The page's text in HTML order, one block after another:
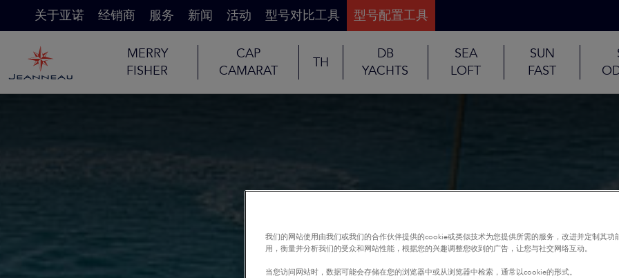
关于亚诺 经销商 服务 新闻 活动 型号对比工具 型号配置工具
MERRY
FISHER
CAP
CAMARAT
TH
DB
YACHTS
SEA
LOFT
SUN
FAST
我们的网站使用由我们或我们的合作伙伴提供的cookie或类似技术为您提供所需的服务，改进并定制其功
用，衡量并分析我们的受众和网站性能，根据您的兴趣调整您收到的广告，让您与社交网络互动。
当您访问网站时，数据可能会存储在您的浏览器中或从浏览器中检索，通常以cookie的形式。